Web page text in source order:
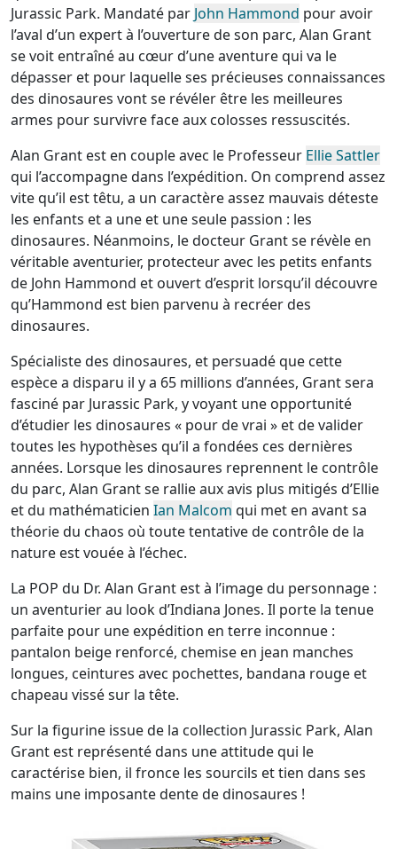
Jurassic Park. Mandaté par John Hammond pour avoir
l’aval d’un expert à l’ouverture de son parc, Alan Grant
se voit entraîné au cœur d’une aventure qui va le
dépasser et pour laquelle ses précieuses connaissances
des dinosaures vont se révéler être les meilleures
armes pour survivre face aux colosses ressuscités.
Alan Grant est en couple avec le Professeur Ellie Sattler
qui l’accompagne dans l’expédition. On comprend assez
vite qu’il est têtu, a un caractère assez mauvais déteste
les enfants et a une et une seule passion : les
dinosaures. Néanmoins, le docteur Grant se révèle en
véritable aventurier, protecteur avec les petits enfants
de John Hammond et ouvert d’esprit lorsqu’il découvre
qu’Hammond est bien parvenu à recréer des
dinosaures.
Spécialiste des dinosaures, et persuadé que cette
espèce a disparu il y a 65 millions d’années, Grant sera
fasciné par Jurassic Park, y voyant une opportunité
d’étudier les dinosaures « pour de vrai » et de valider
toutes les hypothèses qu’il a fondées ces dernières
années. Lorsque les dinosaures reprennent le contrôle
du parc, Alan Grant se rallie aux avis plus mitigés d’Ellie
et du mathématicien Ian Malcom qui met en avant sa
théorie du chaos où toute tentative de contrôle de la
nature est vouée à l’échec.
La POP du Dr. Alan Grant est à l’image du personnage :
un aventurier au look d’Indiana Jones. Il porte la tenue
parfaite pour une expédition en terre inconnue :
pantalon beige renforcé, chemise en jean manches
longues, ceintures avec pochettes, bandana rouge et
chapeau vissé sur la tête.
Sur la figurine issue de la collection Jurassic Park, Alan
Grant est représenté dans une attitude qui le
caractérise bien, il fronce les sourcils et tien dans ses
mains une imposante dente de dinosaures !